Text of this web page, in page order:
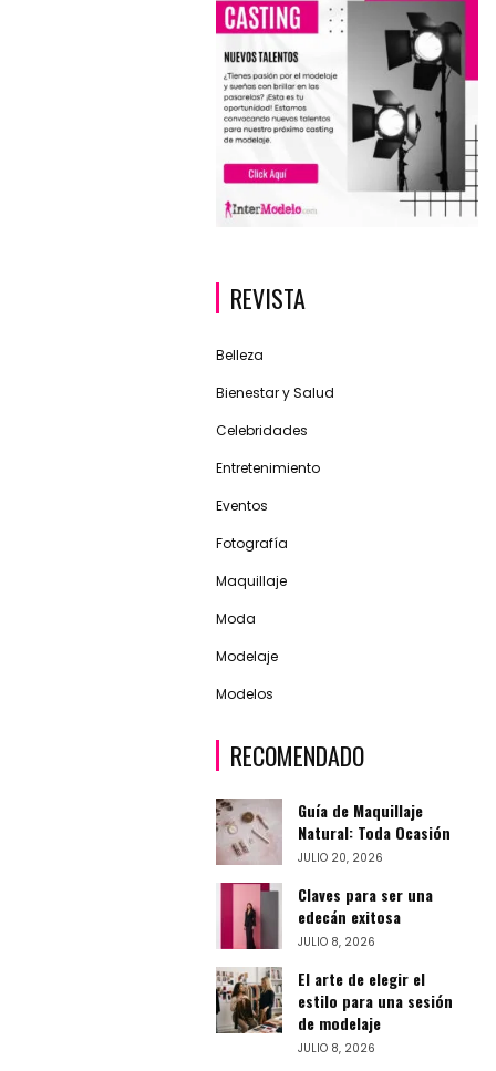
REVISTA
Belleza
Bienestar y Salud
Celebridades
Entretenimiento
Eventos
Fotografía
Maquillaje
Moda
Modelaje
Modelos
RECOMENDADO
Guía de Maquillaje
Natural: Toda Ocasión
JULIO 20, 2026
Claves para ser una
edecán exitosa
JULIO 8, 2026
El arte de elegir el
estilo para una sesión
de modelaje
JULIO 8, 2026